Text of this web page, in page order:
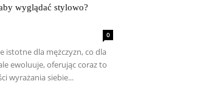
wyglądać stylowo?
0
istotne dla mężczyzn, co dla
ewoluuje, oferując coraz to
wyrażania siebie...